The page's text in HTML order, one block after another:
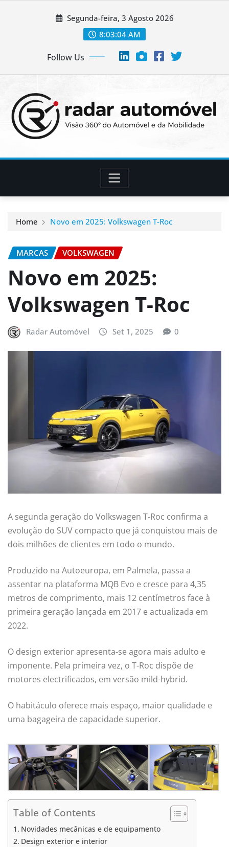
Segunda-feira, 3 Agosto 2026
8:03:05 AM
Follow Us
Home Novo em 2025: Volkswagen T-Roc
MARCAS VOLKSWAGEN
Novo em 2025:
Volkswagen T-Roc
Radar Automóvel Set 1, 2025 0
A segunda geração do Volkswagen T-Roc confirma a
evolução do SUV compacto que já conquistou mais de
dois milhões de clientes em todo o mundo.
Produzido na Autoeuropa, em Palmela, passa a
assentar na plataforma MQB Evo e cresce para 4,35
metros de comprimento, mais 12 centímetros face à
primeira geração lançada em 2017 e actualizada em
2022.
O design exterior apresenta-se agora mais adulto e
imponente. Pela primeira vez, o T-Roc dispõe de
motores electrificados, em versão mild-hybrid.
O habitáculo oferece mais espaço, maior qualidade e
uma bagageira de capacidade superior.
Table of Contents
Novidades mecânicas e de equipamento
Design exterior e interior